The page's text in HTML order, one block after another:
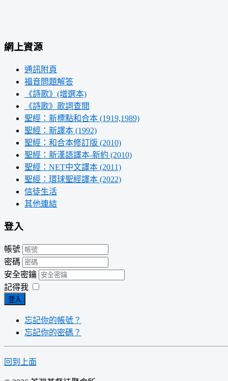
網上資源
通訊附頁
福音問題解答
《詩歌》(增選本)
《詩歌》歌詞查閱
聖經：新標點和合本 (1919,1989)
聖經：新譯本 (1992)
聖經：和合本修訂版 (2010)
聖經：新漢語譯本-新約 (2010)
聖經：NET中文譯本 (2011)
聖經：環球聖經譯本 (2022)
信徒生活
其他連結
登入
帳號
密碼
安全密鑰
記得我
登入
忘記你的帳號？
忘記你的密碼？
回到上面